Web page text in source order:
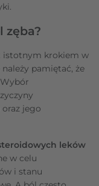
zęba?
istotnym krokiem w
pamiętać, że
jego
leków
w celu
i stanu